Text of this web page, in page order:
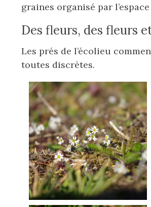
graines organisé par
Des fleurs, des fleurs
Les prés de l’écolieu
toutes discrètes.